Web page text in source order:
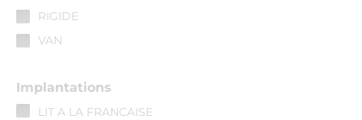
RIGIDE
VAN
Implantations
LIT A LA FRANCAISE